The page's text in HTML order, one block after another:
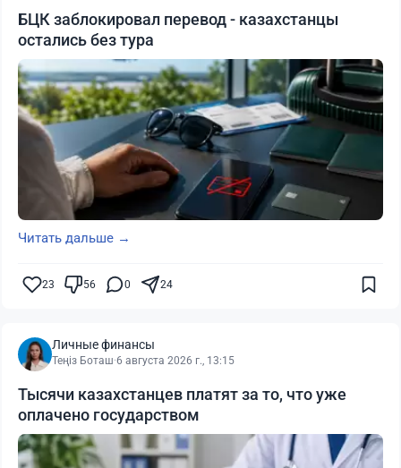
БЦК заблокировал перевод - казахстанцы
остались без тура
Читать дальше →
23 56 0 24
Личные финансы
Теңіз Боташ·6 августа 2026 г., 13:15
Тысячи казахстанцев платят за то, что уже
оплачено государством